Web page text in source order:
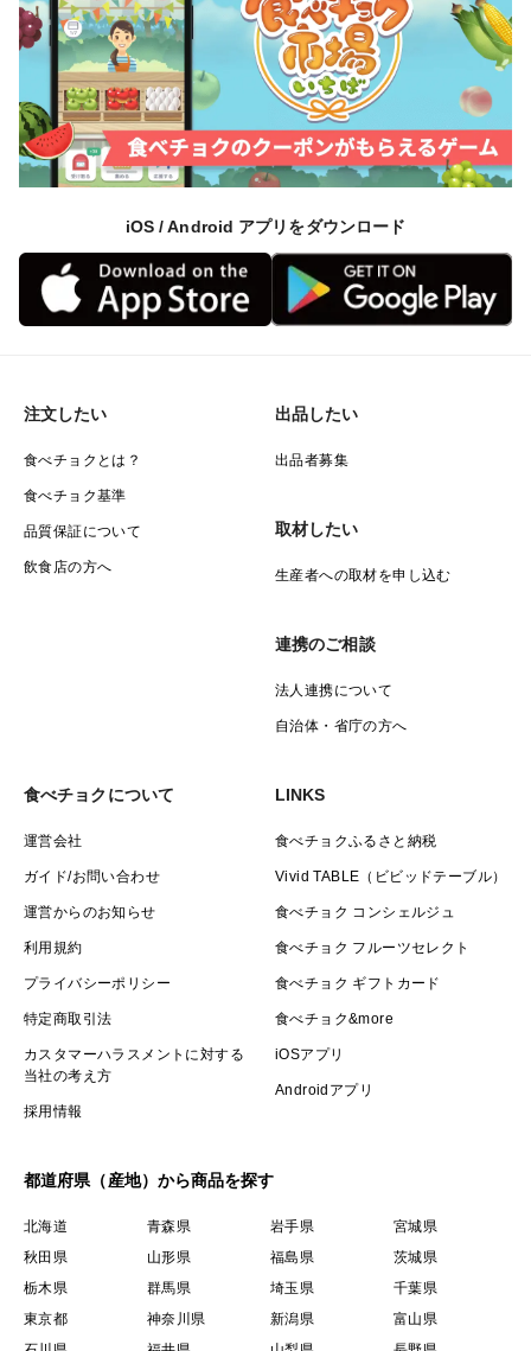
だからこそ山梨はフルーツ王国と呼ばれ、糖度の高い野
菜やフルーツを育てる上で最高の環境と言われているん
ですね💡
当園はそのフルーツ王国山梨でとうもろこしを育て上げ
ているからこそ、野菜の域を超えてフルーツ、いやス
イーツレベルの糖度を誇っているんですね🌽
山梨の中でも特に独特の地形を持つ『河口湖』🗻
この15度と言う寒暖差は日本でもそうそうありません。
日中に太陽をたっぷり浴びたとうもろこしが夜グッと冷
え込んだ時、自分の身を守るために糖度を高めます☆
🌽④唯一無二の富士山噴火土壌
標高差600mもある地理的条件を生かし、その独特な土
最適な環境💡
独特な土壌から生まれる豊富な栄養素をたっぷりと吸収
し、成長スピードもゆっくりとゆっくりと時間をかけて
iOS / Android アプリをダウンロード
注文したい
食べチョクとは？
食べチョク基準
品質保証について
飲食店の方へ
出品したい
出品者募集
取材したい
生産者への取材を申し込む
連携のご相談
法人連携について
自治体・省庁の方へ
食べチョクについて
運営会社
ガイド/お問い合わせ
運営からのお知らせ
利用規約
プライバシーポリシー
特定商取引法
カスタマーハラスメントに対する
当社の考え方
採用情報
LINKS
食べチョクふるさと納税
Vivid TABLE（ビビッドテーブル）
食べチョク コンシェルジュ
食べチョク フルーツセレクト
食べチョク ギフトカード
食べチョク&more
iOSアプリ
Androidアプリ
都道府県（産地）から商品を探す
北海道 青森県 岩手県
宮城県
秋田県
山形県 福島県
茨城県
栃木県
群馬県 埼玉県
千葉県
東京都
神奈川県 新潟県
富山県